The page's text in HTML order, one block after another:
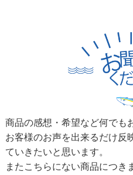
商品の感想・希望など何でも
お客様のお声を出来るだけ反
ていきたいと思います。
またこちらにない商品につき